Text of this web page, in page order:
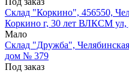
Склад "Коркино", 456550,
Коркино г, 30 лет ВЛКСМ
Мало
Склад "Дружба",
дом № 379
Под заказ